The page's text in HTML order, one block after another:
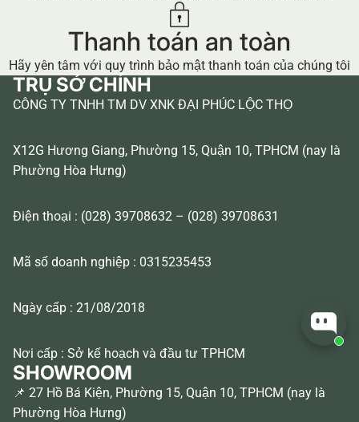
Thanh toán an toàn
Hãy yên tâm với quy trình bảo mật thanh toán của chúng tôi
TRỤ SỞ CHÍNH
CÔNG TY TNHH TM DV XNK ĐẠI PHÚC LỘC THỌ
X12G Hương Giang, Phường 15, Quận 10, TPHCM (nay là
Phường Hòa Hưng)
Điện thoại : (028) 39708632 – (028) 39708631
Mã số doanh nghiệp : 0315235453
Ngày cấp : 21/08/2018
Nơi cấp : Sở kế hoạch và đầu tư TPHCM
SHOWROOM
📌 27 Hồ Bá Kiện, Phường 15, Quận 10, TPHCM (nay là
Phường Hòa Hưng)